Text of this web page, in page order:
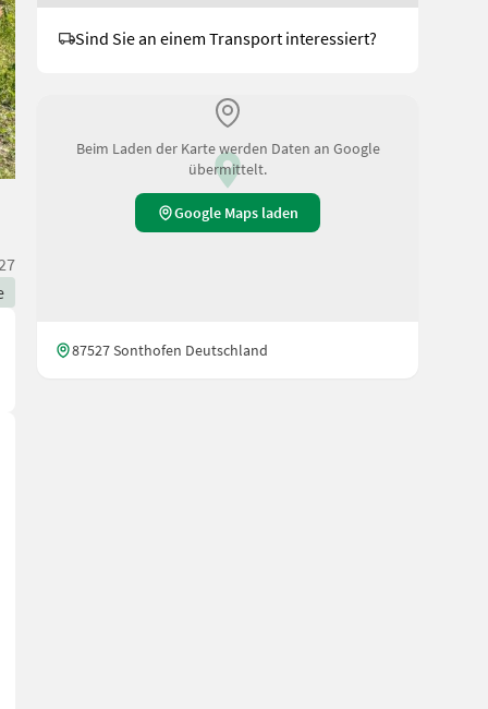
Sind Sie an einem Transport interessiert?
Beim Laden der Karte werden Daten an Google
übermittelt.
Google Maps laden
87527 Sonthofen Deutschland